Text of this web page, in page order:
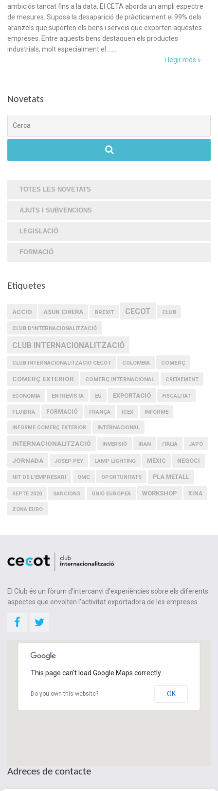
ambiciós tancat fins a la data. El CETA aborda un ampli espectre
de mesures. Suposa la desaparició de pràcticament el 99% dels
aranzels que suporten els bens i serveis que exporten aquestes
empreses. Entre aquests bens destaquen els productes
industrials, molt especialment el ……
Llegir més »
Novetats
TOTES LES NOVETATS
AJUTS I SUBVENCIONS
LEGISLACIÓ
FORMACIÓ
Etiquetes
ACCIO ASUN CIRERA BREXIT CECOT CLUB
CLUB D'INTERNACIONALITZACIÓ
CLUB INTERNACIONALITZACIÓ
CLUB INTERNACIONALITZACIÓ CECOT COLOMBIA COMERÇ
COMERÇ EXTERIOR COMERÇ INTERNACIONAL CREIXEMENT
ECONOMIA ENTREVISTA EU EXPORTACIÓ FISCALITAT
FLUIDRA FORMACIÓ FRANÇA ICEX INFORME
INFORME COMERÇ EXTERIOR INTERNACIONAL
INTERNACIONALITZACIÓ INVERSIÓ IRAN ITÀLIA JAPÓ
JORNADA JOSEP PEY LAMP LIGHTING MÈXIC NEGOCI
NIT DE L'EMPRESARI OMC OPORTUNITATS PLA METALL
REPTE 2020 SANCIONS UNIÓ EUROPEA WORKSHOP XINA
ZONA EURO
El Club és un fòrum d'intercanvi d'experiències sobre els diferents
aspectes que envolten l'activitat exportadora de les empreses.
This page can't load Google Maps correctly.
Do you own this website? OK
Adreces de contacte